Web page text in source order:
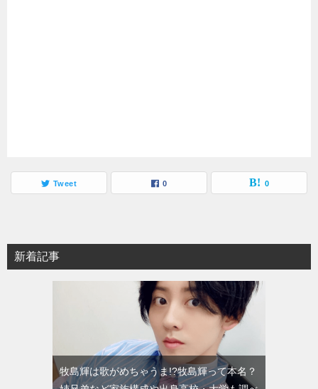
Tweet 0 0
新着記事
牧島輝は歌がめちゃうま!?牧島輝って本名？